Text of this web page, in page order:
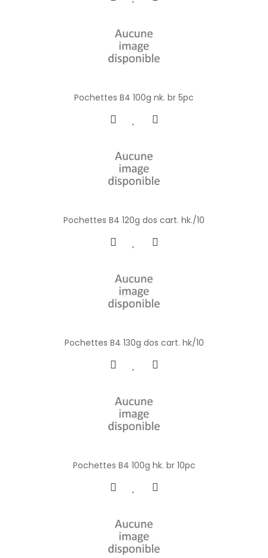
Pochettes B4 100g nk. br 5pc
Pochettes B4 120g dos cart. hk./10
Pochettes B4 130g dos cart. hk/10
Pochettes B4 100g hk. br 10pc